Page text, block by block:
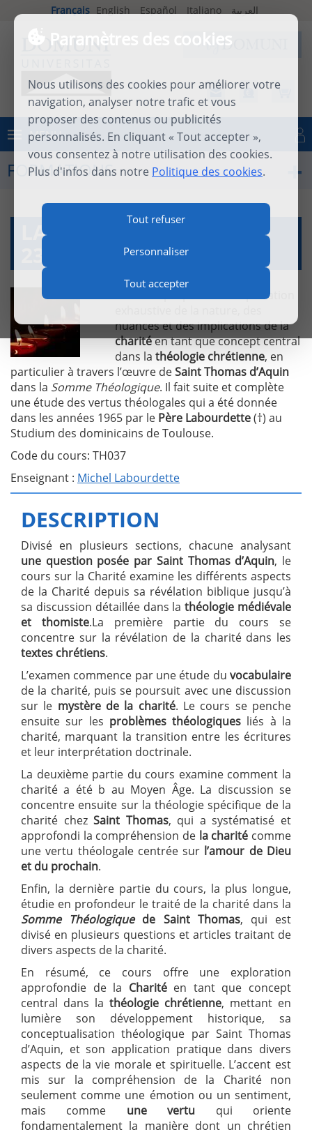
Paramètres des cookies
Nous utilisons des cookies pour améliorer votre
navigation, analyser notre trafic et vous
proposer des contenus ou publicités
personnalisés. En cliquant « Tout accepter »,
vous consentez à notre utilisation des cookies.
Plus d'infos dans notre Politique des cookies.
Tout refuser
Personnaliser
Tout accepter
Français English Español Italiano العربية
MENU Se connecter
FORMATIONS
LA CHARITÉ I (IIA - IIAE,
23-46)
Ce cours propose une exploration
nuances et des implications de la
charitéen tant que concept central
dans la théologie chrétienne, en
particulier à travers l’œuvre deSaint Thomas d’Aquin
dans la Somme Théologique. Il fait suite et complète
une étude des vertus théologales qui a été donnée
dans les années 1965 par le Père Labourdette(†) au
Studium des dominicains de Toulouse.
Code du cours: TH037
Enseignant : Michel Labourdette
DESCRIPTION
Divisé en plusieurs sections, chacune analysant
une question posée par Saint Thomas d’Aquin, le
cours sur la Charité examine les différents aspects
de la Charité depuis sa révélation biblique jusqu’à
sa discussion détaillée dans lathéologie médiévale
et thomiste.La première partie du cours se
concentre sur la révélation de la charité dans les
textes chrétiens.
L’examen commence par une étude du vocabulaire
de la charité, puis se poursuit avec une discussion
sur le mystère de la charité. Le cours se penche
ensuite sur les problèmes théologiques liés à la
charité, marquant la transition entre les écritures
et leur interprétation doctrinale.
La deuxième partie du cours examine comment la
charité a été b au Moyen Âge. La discussion se
concentre ensuite sur la théologie spécifique de la
charité chezSaint Thomas, qui a systématisé et
approfondi la compréhension de la charité comme
une vertu théologale centrée sur l’amour de Dieu
et du prochain.
Enfin, la dernière partie du cours, la plus longue,
étudie en profondeur le traité de la charité dans la
Somme Théologiquede Saint Thomas, qui est
divisé en plusieurs questions et articles traitant de
divers aspects de la charité.
En résumé, ce cours offre une exploration
approfondie de la Charitéen tant que concept
central dans la théologie chrétienne, mettant en
lumière son développement historique, sa
conceptualisation théologique par Saint Thomas
d’Aquin, et son application pratique dans divers
aspects de la vie morale et spirituelle. L’accent est
mis sur la compréhension de la Charité non
seulement comme une émotion ou un sentiment,
mais comme une vertu qui oriente
fondamentalement la manière dont un chrétien